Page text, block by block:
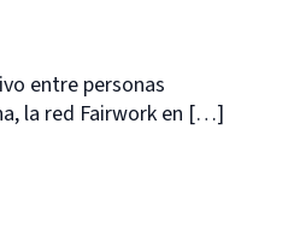
entre personas
la red Fairwork en […]